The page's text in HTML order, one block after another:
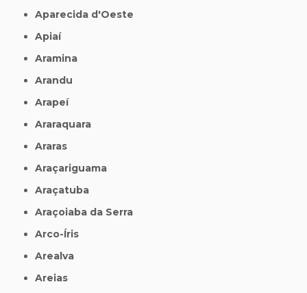
Aparecida d'Oeste
Apiaí
Aramina
Arandu
Arapeí
Araraquara
Araras
Araçariguama
Araçatuba
Araçoiaba da Serra
Arco-Íris
Arealva
Areias